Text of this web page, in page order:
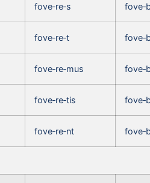
fove‑re‑s
fove‑re‑t
fove‑re‑mus
fove‑re‑tis
fove‑re‑nt